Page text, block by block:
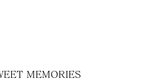
MEMORIES